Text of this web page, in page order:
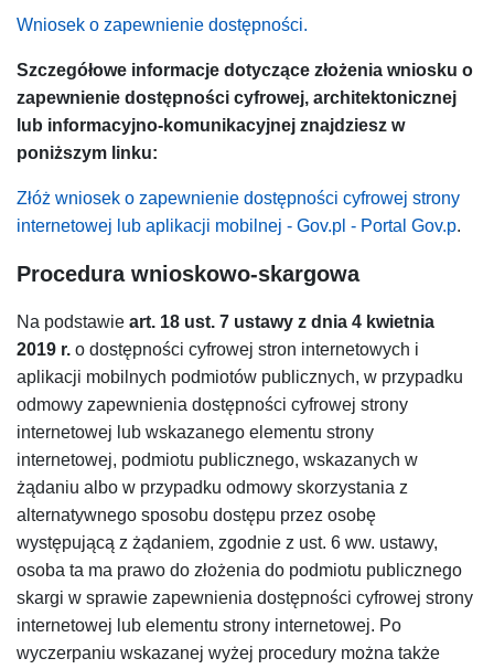
Wniosek o zapewnienie dostępności.
Szczegółowe informacje dotyczące złożenia wniosku o
zapewnienie dostępności cyfrowej, architektonicznej
lub informacyjno-komunikacyjnej znajdziesz w
poniższym linku:
Złóż wniosek o zapewnienie dostępności cyfrowej strony
internetowej lub aplikacji mobilnej - Gov.pl - Portal Gov.p.
Procedura wnioskowo-skargowa
Na podstawie art. 18 ust. 7 ustawy z dnia 4 kwietnia
2019 r. o dostępności cyfrowej stron internetowych i
aplikacji mobilnych podmiotów publicznych, w przypadku
odmowy zapewnienia dostępności cyfrowej strony
internetowej lub wskazanego elementu strony
internetowej, podmiotu publicznego, wskazanych w
żądaniu albo w przypadku odmowy skorzystania z
alternatywnego sposobu dostępu przez osobę
występującą z żądaniem, zgodnie z ust. 6 ww. ustawy,
osoba ta ma prawo do złożenia do podmiotu publicznego
skargi w sprawie zapewnienia dostępności cyfrowej strony
internetowej lub elementu strony internetowej. Po
wyczerpaniu wskazanej wyżej procedury można także